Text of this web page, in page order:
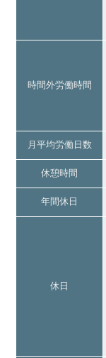
時間外労働時間
月平均労働日数
休憩時間
年間休日
休日